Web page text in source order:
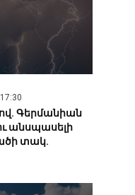
Գերմանիան
անսպասելի
տակ.